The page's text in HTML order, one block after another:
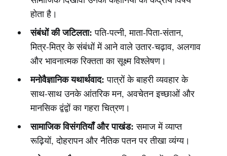
होता है।
संबंधों की जटिलता: पति-पत्नी, माता-पिता-संतान,
मित्र-मित्र के संबंधों में आने वाले उतार-चढ़ाव, अलगाव
और भावनात्मक रिक्तता का सूक्ष्म विश्लेषण।
मनोवैज्ञानिक यथार्थवाद: पात्रों के बाहरी व्यवहार के
साथ-साथ उनके आंतरिक मन, अवचेतन इच्छाओं और
मानसिक द्वंद्वों का गहरा चित्रण।
सामाजिक विसंगतियाँ और पाखंड: समाज में व्याप्त
रूढ़ियों, दोहरापन और नैतिक पतन पर तीखा व्यंग्य।